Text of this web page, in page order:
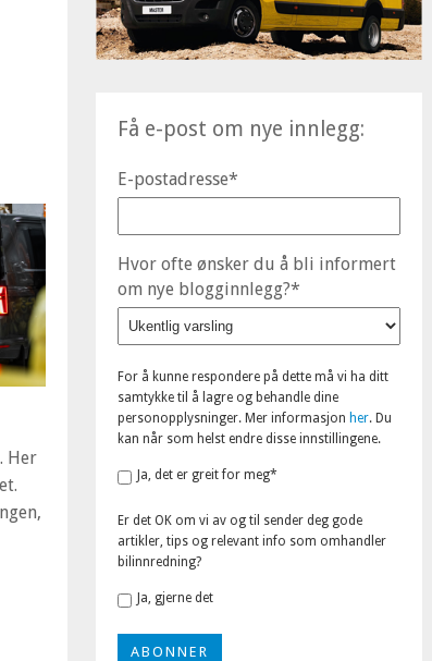
Her
Få e-post om nye innlegg:
E-postadresse*
Hvor ofte ønsker du å bli informert
om nye blogginnlegg?*
For å kunne respondere på dette må vi ha ditt
samtykke til å lagre og behandle dine
personopplysninger. Mer informasjon her. Du
kan når som helst endre disse innstillingene.
Ja, det er greit for meg*
Er det OK om vi av og til sender deg gode
artikler, tips og relevant info som omhandler
bilinnredning?
Ja, gjerne det